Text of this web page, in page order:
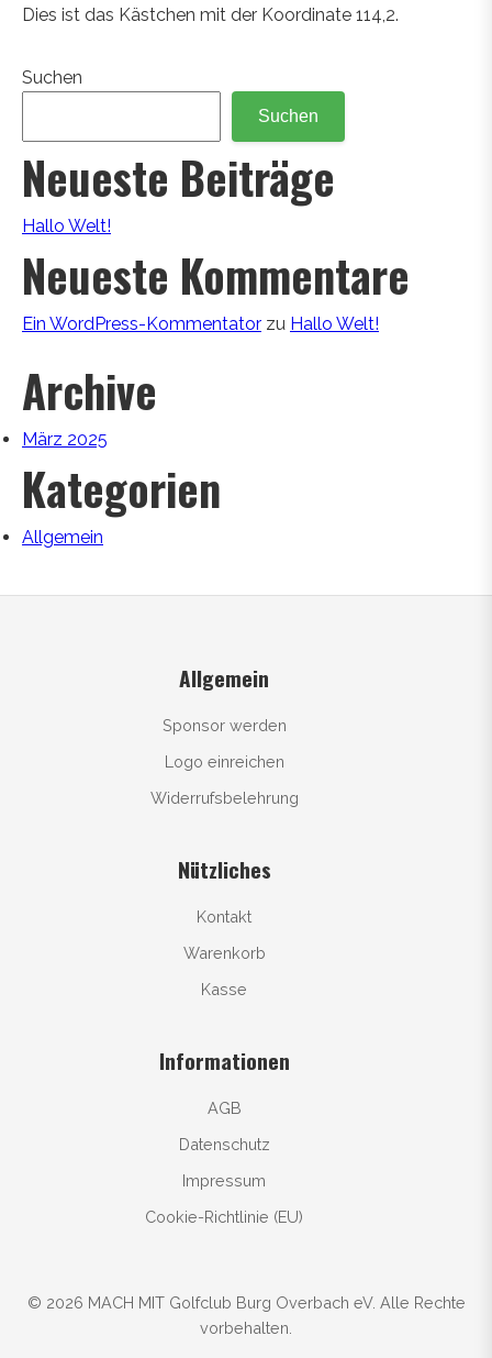
Dies ist das Kästchen mit der Koordinate 114,2.
Suchen
Suchen
Neueste Beiträge
Hallo Welt!
Neueste Kommentare
Ein WordPress-Kommentator zu Hallo Welt!
Archive
März 2025
Kategorien
Allgemein
Allgemein
Sponsor werden
Logo einreichen
Widerrufsbelehrung
Nützliches
Kontakt
Warenkorb
Kasse
Informationen
AGB
Datenschutz
Impressum
Cookie-Richtlinie (EU)
© 2026 MACH MIT Golfclub Burg Overbach eV. Alle Rechte
vorbehalten.